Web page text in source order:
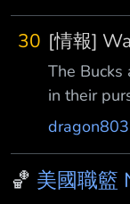
agent
pursuing
30 [情報]
The Bucks
in their
Watson,
Rich Paul,
dragon803
🏀 美國職籃